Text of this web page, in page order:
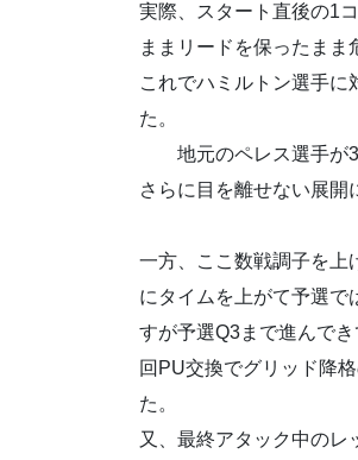
実際、スタート直後の1
ままリードを保ったまま
これでハミルトン選手に
地元のペレス選手が3
さらに目を離せない展開
一方、ここ数戦調子を上
にタイムを上がて予選で
すが予選Q3まで進んで
回PU交換でグリッド降
又、最終アタック中の